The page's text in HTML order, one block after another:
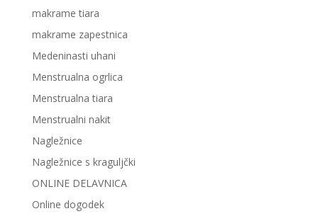
makrame tiara
makrame zapestnica
Medeninasti uhani
Menstrualna ogrlica
Menstrualna tiara
Menstrualni nakit
Nagležnice
Nagležnice s kraguljčki
ONLINE DELAVNICA
Online dogodek